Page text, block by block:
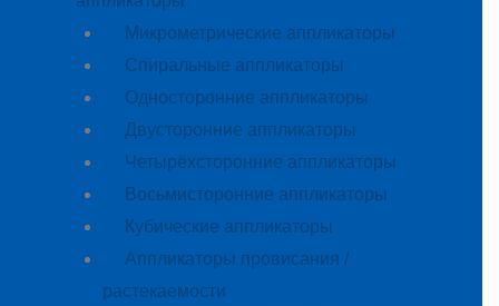
Микрометрические аппликаторы
Спиральные аппликаторы
Односторонние аппликаторы
Двусторонние аппликаторы
Четырёхсторонние аппликаторы
Восьмисторонние аппликаторы
Кубические аппликаторы
Аппликаторы провисания /
растекаемости